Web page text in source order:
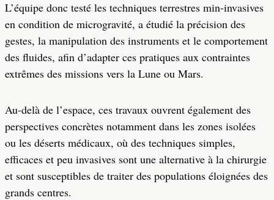
L’équipe donc testé les techniques terrestres min-invasives
en condition de microgravité, a étudié la précision des
gestes, la manipulation des instruments et le comportement
des fluides, afin d’adapter ces pratiques aux contraintes
extrêmes des missions vers la Lune ou Mars.
Au-delà de l’espace, ces travaux ouvrent également des
perspectives concrètes notamment dans les zones isolées
ou les déserts médicaux, où des techniques simples,
efficaces et peu invasives sont une alternative à la chirurgie
et sont susceptibles de traiter des populations éloignées des
grands centres.